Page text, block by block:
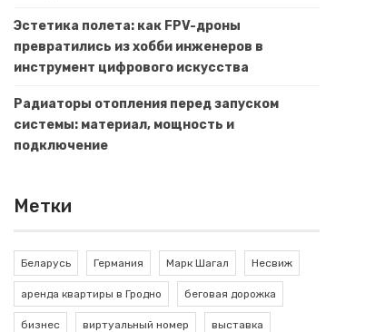
Эстетика полета: как FPV-дроны
превратились из хобби инженеров в
инструмент цифрового искусства
Радиаторы отопления перед запуском
системы: материал, мощность и
подключение
Метки
Беларусь Германия Марк Шагал Несвиж
аренда квартиры в Гродно беговая дорожка
бизнес виртуальный номер выставка